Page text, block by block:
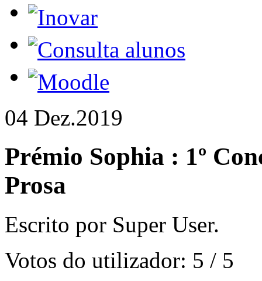
04 Dez.2019
Prémio Sophia : 1º
Prosa
Escrito por Super User.
Votos do utilizador: 5 / 5